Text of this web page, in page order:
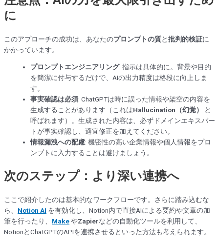
に
このアプローチの成功は、あなたのプロンプトの質と批判的検証に
かかっています。
プロンプトエンジニアリング: 指示は具体的に。背景や目的
を簡潔に付与するだけで、AIの出力精度は格段に向上しま
す。
事実確認は必須: ChatGPTは時に誤った情報や架空の内容を
生成することがあります（これはHallucination（幻覚）
と
呼ばれます）。生成された内容は、必ずドメインエキスパー
トが事实確認し、適宜修正を加えてください。
情報漏洩への配慮: 機密性の高い企業情報や個人情報をプロ
ンプトに入力することは避けましょう。
次のステップ：より深い連携へ
ここで紹介したのは基本的なワークフローです。さらに踏み込むな
ら、 Notion AI を有効化し、Notion内で直接AIによる要約や文章の加
筆を行ったり、 MakeやZapierなどの自動化ツールを利用して、
NotionとChatGPTのAPIを連携させるといった方法も考えられます。